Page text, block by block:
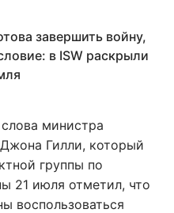
завершить войну,
в ISW раскрыли
министра
Гилли, который
группы по
21 июля отметил, что
воспользоваться